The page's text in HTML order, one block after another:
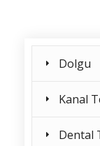
Dolgu
Kanal
Dental